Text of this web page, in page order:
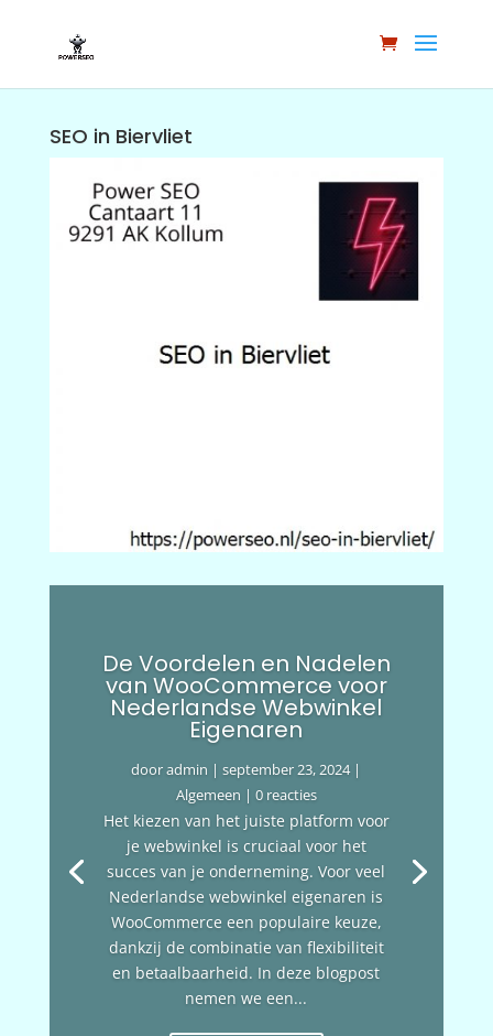
SEO in Biervliet
De Voordelen en Nadelen
van WooCommerce voor
Nederlandse Webwinkel
Eigenaren
dooradmin |september 23, 2024|
Algemeen | 0 reacties
Het kiezen van het juiste platform voor
je webwinkel is cruciaal voor het
succes van je onderneming. Voor veel
Nederlandse webwinkel eigenaren is
WooCommerce een populaire keuze,
dankzij de combinatie van flexibiliteit
en betaalbaarheid. In deze blogpost
nemen we een...